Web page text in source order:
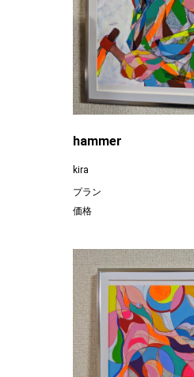
hammer
kira
プラン
価格